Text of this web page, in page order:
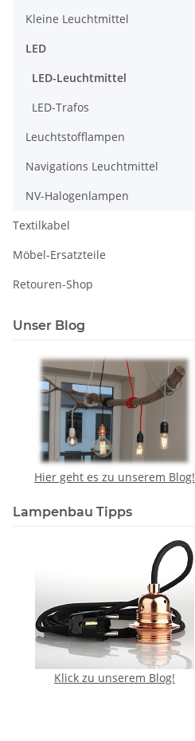
Kleine Leuchtmittel
LED
LED-Leuchtmittel
LED-Trafos
Leuchtstofflampen
Navigations Leuchtmittel
NV-Halogenlampen
Textilkabel
Möbel-Ersatzteile
Retouren-Shop
Unser Blog
Hier geht es zu unserem Blog!
Lampenbau Tipps
Klick zu unserem Blog!